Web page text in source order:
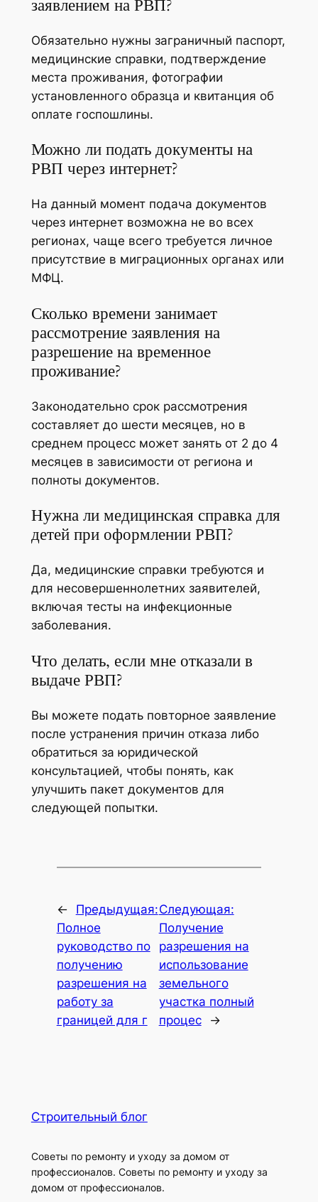
заявлением на РВП?
Обязательно нужны заграничный паспорт,
медицинские справки, подтверждение
места проживания, фотографии
установленного образца и квитанция об
оплате госпошлины.
Можно ли подать документы на
РВП через интернет?
На данный момент подача документов
через интернет возможна не во всех
регионах, чаще всего требуется личное
присутствие в миграционных органах или
МФЦ.
Сколько времени занимает
рассмотрение заявления на
разрешение на временное
проживание?
Законодательно срок рассмотрения
составляет до шести месяцев, но в
среднем процесс может занять от 2 до 4
месяцев в зависимости от региона и
полноты документов.
Нужна ли медицинская справка для
детей при оформлении РВП?
Да, медицинские справки требуются и
для несовершеннолетних заявителей,
включая тесты на инфекционные
заболевания.
Что делать, если мне отказали в
выдаче РВП?
Вы можете подать повторное заявление
после устранения причин отказа либо
обратиться за юридической
консультацией, чтобы понять, как
улучшить пакет документов для
следующей попытки.
←
Предыдущая:
Полное
руководство по
получению
разрешения на
работу за
границей для г
Следующая:
Получение
разрешения на
использование
земельного
участка полный
процес
→
Строительный блог
Советы по ремонту и уходу за домом от
профессионалов. Советы по ремонту и уходу за
домом от профессионалов.